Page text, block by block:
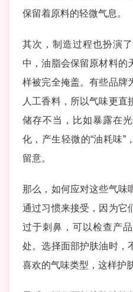
保留着原料的轻微气息。
其次，制造过程也扮演
中，油脂会保留原材料的
样被完全掩盖。有些品牌
人工香料，所以气味更直
储存不当，比如暴露在
化，产生轻微的“油耗味”
留意。
那么，如何应对这些气味
通过习惯来接受，因为它
过于刺鼻，可以检查产
处。选择面部护肤油时，
喜欢的气味类型，这样护